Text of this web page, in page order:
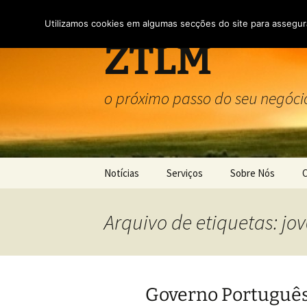
ZTLM
o próximo passo do seu
Notícias Serviços
Domiciliação de Empresas
Sobre Nós
Termos e
Utilização de
Arquivo de etiquetas:
Governo
Utilizamos cookies em algumas secções do site para